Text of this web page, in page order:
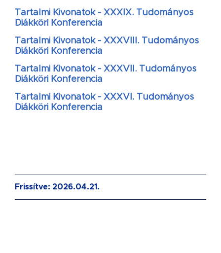
Tartalmi Kivonatok - XXXIX. Tudományos
Diákköri Konferencia
Tartalmi Kivonatok - XXXVIII. Tudományos
Diákköri Konferencia
Tartalmi Kivonatok - XXXVII. Tudományos
Diákköri Konferencia
Tartalmi Kivonatok - XXXVI. Tudományos
Diákköri Konferencia
Frissítve: 2026.04.21.